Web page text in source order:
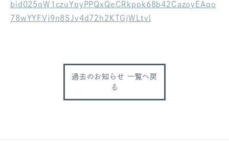
ログアウト
bid025qW1czuYpyPPQxQeCRkppk68b42CazoyEAqo
78wYYFVj9n8SJv4d72h2KTGjWLtvl
過去のお知らせ 一覧へ戻
る